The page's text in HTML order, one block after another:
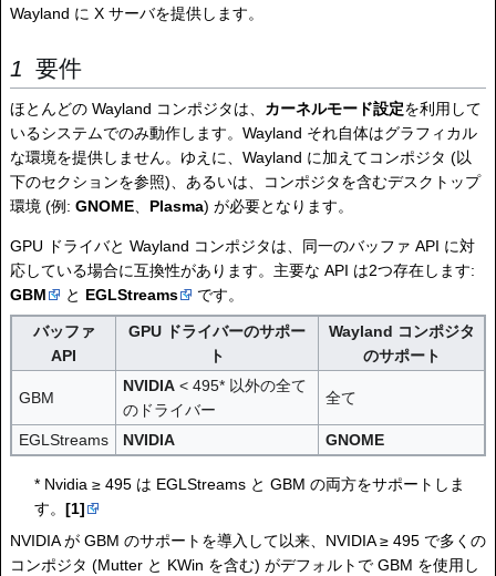
Wayland に X サーバを提供します。
要件
ほとんどの Wayland コンポジタは、 カーネルモード設定を利用して
いるシステムでのみ動作します。Wayland それ自体はグラフィカル
な環境を提供しません。ゆえに、Wayland に加えてコンポジタ (以
下のセクションを参照)、あるいは、コンポジタを含むデスクトップ
環境 (例: GNOME Plasma) が必要となります。
GPU ドライバと Wayland コンポジタは、同一のバッファ API に対
応している場合に互換性があります。主要な API は2つ存在します:
GBM
と EGLStreams です。
バッファ
API
GPU ドライバーのサポー
ト
Wayland コンポジタ
のサポート
GBM
NVIDIA< 495* 以外の全て
のドライバー
全て
EGLStreams NVIDIA GNOME
* Nvidia ≥ 495 は EGLStreams と GBM の両方をサポートしま
す。[1]
NVIDIA が GBM のサポートを導入して以来、NVIDIA ≥ 495 で多くの
コンポジタ (Mutter と KWin を含む) がデフォルトで GBM を使用し